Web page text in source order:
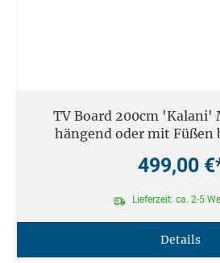
TV Board 200cm 'Kalani'
hängend oder mit Füßen
499,00
Lieferzeit: ca. 2-5
Details